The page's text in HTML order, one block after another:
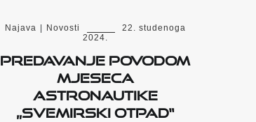
Najava Novosti
22. studenoga
2024.
Predavanje povodom
Mjeseca
astronautike
„Svemirski otpad“